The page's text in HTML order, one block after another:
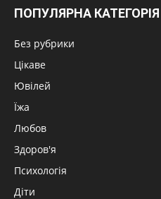
ПОПУЛЯРНА КАТЕГОРІЯ
Без рубрики
Цікаве
Ювілей
Їжа
Любов
Здоров'я
Психологія
Діти